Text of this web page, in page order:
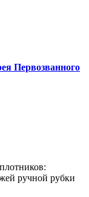
Первозванного
ручной рубки